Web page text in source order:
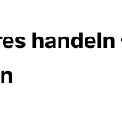
handeln